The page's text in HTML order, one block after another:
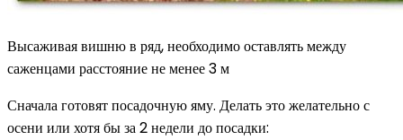
Высаживая вишню в ряд, необходимо оставлять между
саженцами расстояние не менее 3 м
Сначала готовят посадочную яму. Делать это желательно с
осени или хотя бы за 2 недели до посадки: